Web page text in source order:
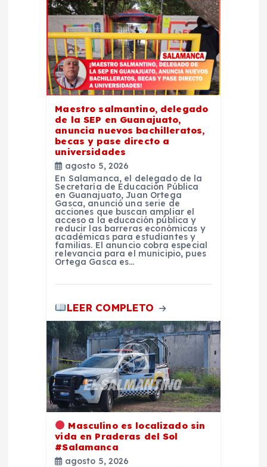
Maestro salmantino, delegado
de la SEP en Guanajuato,
anuncia nuevos bachilleratos,
becas y pase directo a
universidades
agosto 5, 2026
En Salamanca, el delegado de la
Secretaría de Educación Pública
en Guanajuato, Juan Ortega
Gasca, anunció una serie de
acciones que buscan ampliar el
acceso a la educación pública y
reducir las barreras económicas y
académicas para estudiantes y
familias. El anuncio cobra especial
relevancia para el municipio, pues
Ortega Gasca es…
LEER COMPLETO
Masculino es localizado sin
vida en Praderas del Sol
#Salamanca
agosto 5, 2026